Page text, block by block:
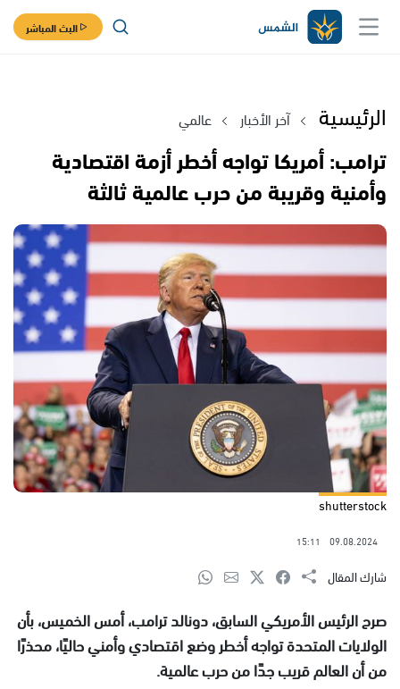
البث المباشر
الرئيسية آخر الأخبار عالمي
ترامب: أمريكا تواجه أخطر أزمة اقتصادية
وأمنية وقريبة من حرب عالمية ثالثة
shutterstock
09.08.2024
15:11
شارك المقال
صرح الرئيس الأمريكي السابق، دونالد ترامب، أمس الخميس، بأن
الولايات المتحدة تواجه أخطر وضع اقتصادي وأمني حاليًا، محذرًا
من أن العالم قريب جدًا من حرب عالمية.